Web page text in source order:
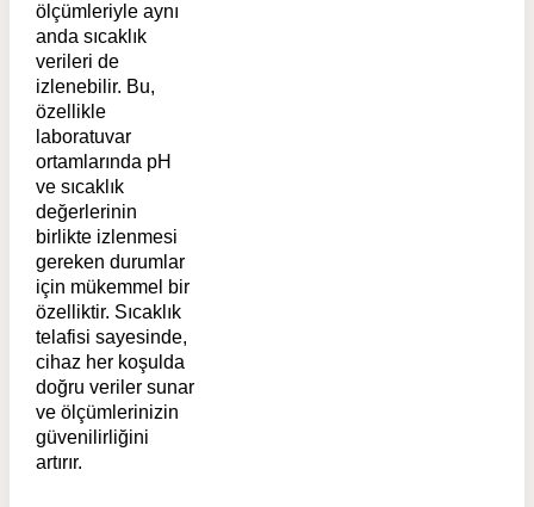
ölçümleriyle aynı
anda sıcaklık
verileri de
izlenebilir. Bu,
özellikle
laboratuvar
ortamlarında pH
ve sıcaklık
değerlerinin
birlikte izlenmesi
gereken durumlar
için mükemmel bir
özelliktir. Sıcaklık
telafisi sayesinde,
cihaz her koşulda
doğru veriler sunar
ve ölçümlerinizin
güvenilirliğini
artırır.